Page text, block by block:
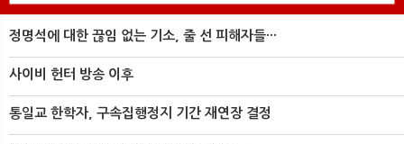
정명석에 대한 끊임 없는 기소, 줄 선 피해자들···
사이비 헌터 방송 이후
통일교 한학자, 구속집행정지 기간 재연장 결정